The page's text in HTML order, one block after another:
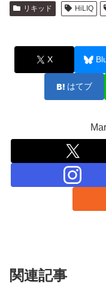
リキッド HiLIQ
X
はてブ
関連記事